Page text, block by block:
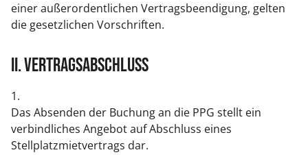
einer außerordentlichen Vertragsbeendigung, gelten
die gesetzlichen Vorschriften.
II. Vertragsabschluss
1.
Das Absenden der Buchung an die PPG stellt ein
verbindliches Angebot auf Abschluss eines
Stellplatzmietvertrags dar.